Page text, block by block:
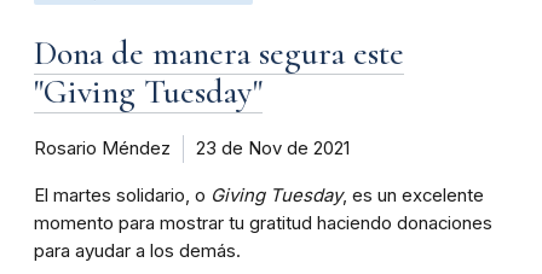
Dona de manera segura este
"Giving Tuesday"
Rosario Méndez 23 de Nov de 2021
El martes solidario, o Giving Tuesday, es un excelente
momento para mostrar tu gratitud haciendo donaciones
para ayudar a los demás.